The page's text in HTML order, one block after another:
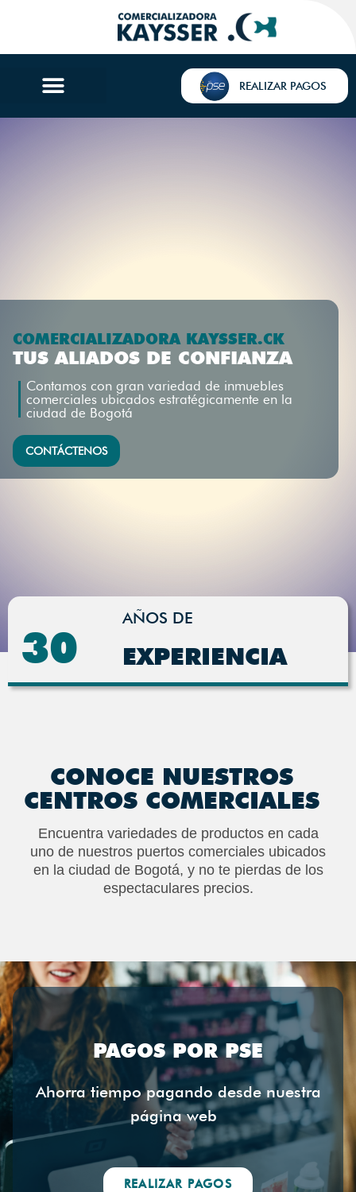
REALIZAR PAGOS
COMERCIALIZADORA KAYSSER.CK
TUS ALIADOS DE CONFIANZA
Contamos con gran variedad de inmuebles
comerciales ubicados estratégicamente en la
ciudad de Bogotá
CONTÁCTENOS
30
AÑOS DE
EXPERIENCIA
CONOCE NUESTROS
CENTROS COMERCIALES
Encuentra variedades de productos en cada
uno de nuestros puertos comerciales ubicados
en la ciudad de Bogotá, y no te pierdas de los
espectaculares precios.
PAGOS POR PSE
Ahorra tiempo pagando desde nuestra
página web
REALIZAR PAGOS